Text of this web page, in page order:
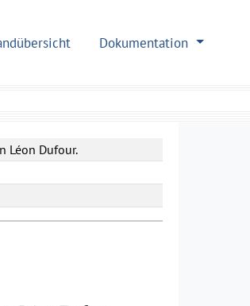
Dokumentation
Léon Dufour.